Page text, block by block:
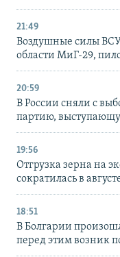
21:49
Воздушные силы
области МиГ-29,
20:59
В России сняли с
партию,
19:56
Отгрузка зерна на
сократилась в
18:51
В Болгарии
перед этим возник